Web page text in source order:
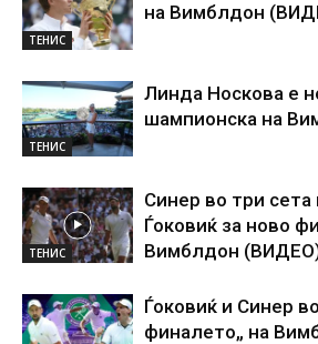
ТЕНИС
на Вимблдон
ТЕНИС
Линда Носкова е
шампионска на
ТЕНИС
Синер во три сета
Ѓоковиќ за ново
Вимблдон
Ѓоковиќ и Синер
финалето„ на